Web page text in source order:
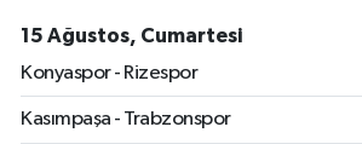
15 Ağustos, Cumartesi
Konyaspor - Rizespor
Kasımpaşa - Trabzonspor